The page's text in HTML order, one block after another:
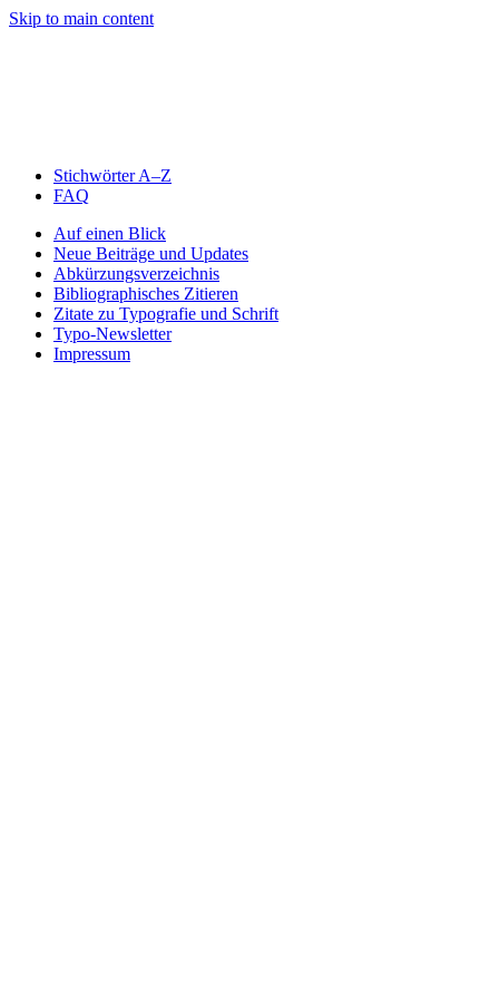
Skip to main content
Stichwörter A–Z
FAQ
Auf einen Blick
Neue Beiträge und Updates
Abkürzungsverzeichnis
Bibliographisches Zitieren
Zitate zu Typografie und Schrift
Typo-Newsletter
Impressum